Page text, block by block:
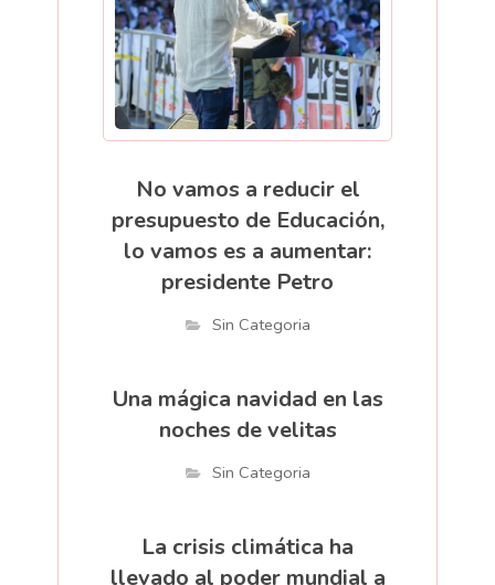
No vamos a reducir el
presupuesto de Educación,
lo vamos es a aumentar:
presidente Petro
Sin Categoria
Una mágica navidad en las
noches de velitas
Sin Categoria
La crisis climática ha
llevado al poder mundial a